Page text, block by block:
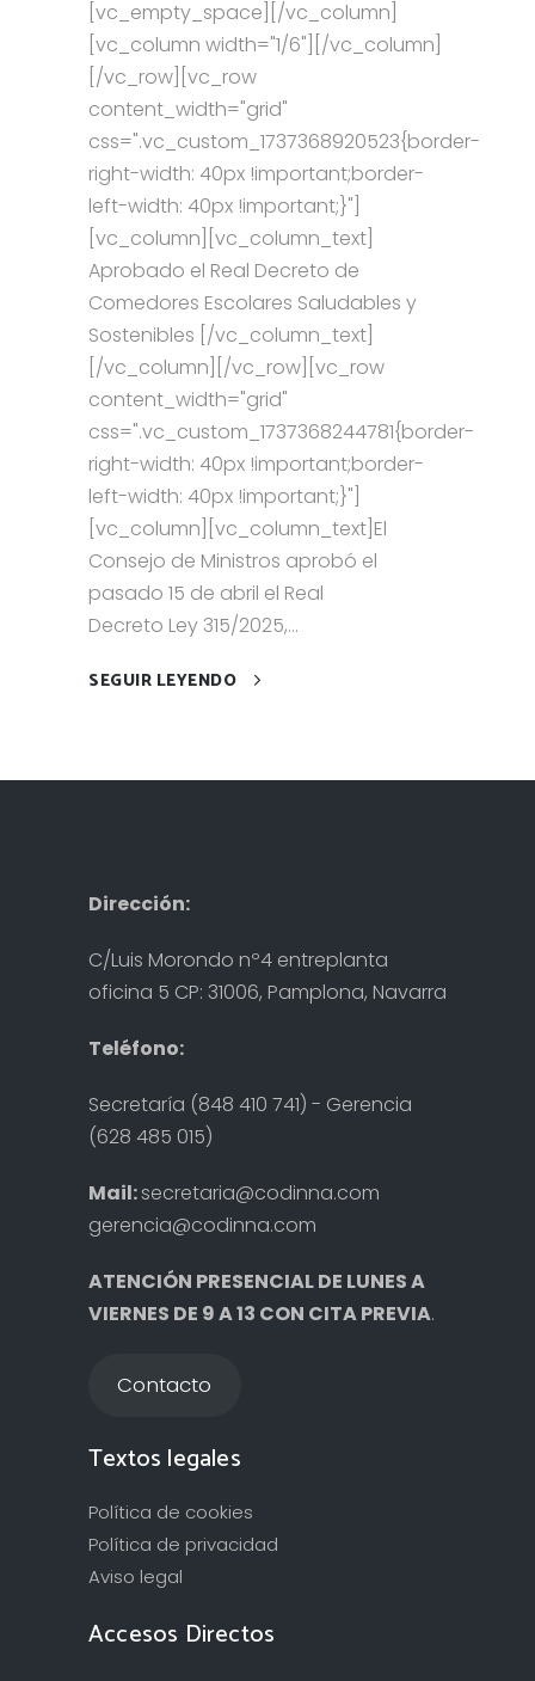
[vc_empty_space][/vc_column]
[vc_column width="1/6"][/vc_column]
[/vc_row][vc_row
content_width="grid"
css=".vc_custom_1737368920523{border-
right-width: 40px !important;border-
left-width: 40px !important;}"]
[vc_column][vc_column_text]
Aprobado el Real Decreto de
Comedores Escolares Saludables y
Sostenibles [/vc_column_text]
[/vc_column][/vc_row][vc_row
content_width="grid"
css=".vc_custom_1737368244781{border-
right-width: 40px !important;border-
left-width: 40px !important;}"]
[vc_column][vc_column_text]El
Consejo de Ministros aprobó el
pasado 15 de abril el Real
Decreto Ley 315/2025,...
SEGUIR LEYENDO
Dirección:
C/Luis Morondo nº4 entreplanta
oficina 5 CP: 31006, Pamplona, Navarra
Teléfono:
Secretaría (848 410 741) - Gerencia
(628 485 015)
Mail:secretaria@codinna.com
gerencia@codinna.com
ATENCIÓN PRESENCIAL DE LUNES A
VIERNES DE 9 A 13 CON CITA PREVIA.
Contacto
Textos legales
Política de cookies
Política de privacidad
Aviso legal
Accesos Directos